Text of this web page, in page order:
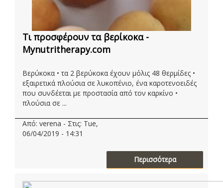
Τι προσφέρουν τα βερίκοκα -
Mynutritherapy.com
Βερύκοκα • τα 2 βερύκοκα έχουν μόλις 48 θερμίδες •
εξαιρετικά πλούσια σε λυκοπένιο, ένα καροτενοειδές
που συνδέεται με προστασία από τον καρκίνο •
πλούσια σε ...
Από: verena - Στις: Tue,
06/04/2019 - 14:31
Περισσότερα